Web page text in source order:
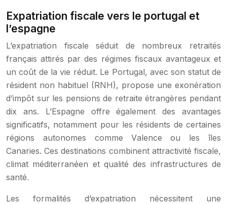
Expatriation fiscale vers le portugal et
l’espagne
L’expatriation fiscale séduit de nombreux retraités
français attirés par des régimes fiscaux avantageux et
un coût de la vie réduit. Le Portugal, avec son statut de
résident non habituel (RNH), propose une exonération
d’impôt sur les pensions de retraite étrangères pendant
dix ans. L’Espagne offre également des avantages
significatifs, notamment pour les résidents de certaines
régions autonomes comme Valence ou les îles
Canaries. Ces destinations combinent attractivité fiscale,
climat méditerranéen et qualité des infrastructures de
santé.
Les formalités d’expatriation nécessitent une